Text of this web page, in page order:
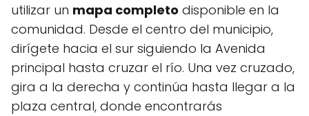
utilizar un mapa completo disponible en la
comunidad. Desde el centro del municipio,
dirígete hacia el sur siguiendo la Avenida
principal hasta cruzar el río. Una vez cruzado,
gira a la derecha y continúa hasta llegar a la
plaza central, donde encontrarás